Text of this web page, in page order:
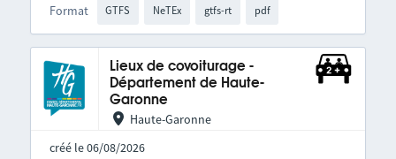
Format GTFS NeTEx gtfs-rt pdf
Lieux de covoiturage -
Département de Haute-
Garonne
Haute-Garonne
créé le 06/08/2026